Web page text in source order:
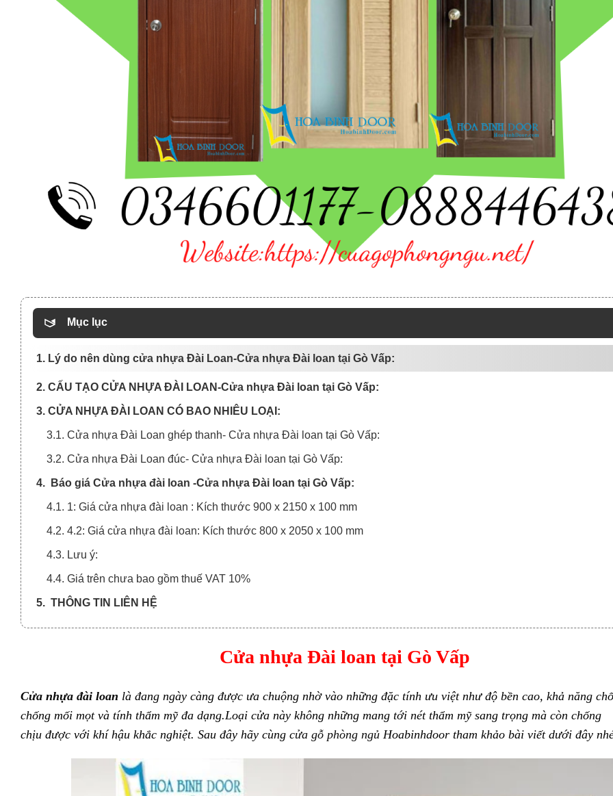
Mục lục
1. Lý do nên dùng cửa nhựa Đài Loan-Cửa nhựa Đài loan tại Gò Vấp:
2. CẤU TẠO CỬA NHỰA ĐÀI LOAN-Cửa nhựa Đài loan tại Gò Vấp:
3. CỬA NHỰA ĐÀI LOAN CÓ BAO NHIÊU LOẠI:
3.1. Cửa nhựa Đài Loan ghép thanh- Cửa nhựa Đài loan tại Gò Vấp:
3.2. Cửa nhựa Đài Loan đúc- Cửa nhựa Đài loan tại Gò Vấp:
4. Báo giá Cửa nhựa đài loan -Cửa nhựa Đài loan tại Gò Vấp:
4.1. 1: Giá cửa nhựa đài loan : Kích thước 900 x 2150 x 100 mm
4.2. 4.2: Giá cửa nhựa đài loan: Kích thước 800 x 2050 x 100 mm
4.3. Lưu ý:
4.4. Giá trên chưa bao gồm thuế VAT 10%
5. THÔNG TIN LIÊN HỆ
Cửa nhựa Đài loan tại Gò Vấp
Cửa nhựa đài loan là đang ngày càng được ưa chuộng nhờ vào những đặc tính ưu việt như độ bền cao, khả năng
chống mối mọt và tính thẩm mỹ đa dạng.Loại cửa này không những mang tới nét thẩm mỹ sang trọng mà còn chống
chịu được với khí hậu khắc nghiệt. Sau đây hãy cùng cửa gỗ phòng ngủ Hoabinhdoor tham khảo bài viết dưới đây